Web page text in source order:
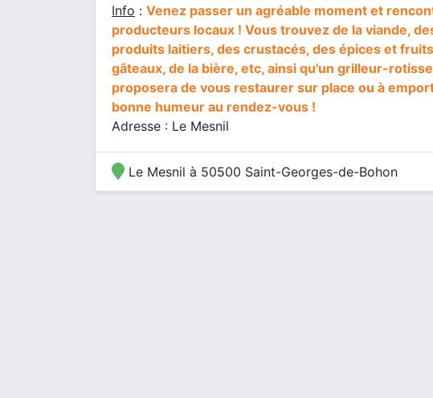
Info : Venez passer un agréable moment et
producteurs locaux ! Vous trouvez de la viande,
produits laitiers, des crustacés, des épices et
gâteaux, de la bière, etc, ainsi qu'un grilleur-
proposera de vous restaurer sur place ou à
bonne humeur au rendez-vous !
Adresse : Le Mesnil
Le Mesnil à 50500 Saint-Georges-de-Bohon